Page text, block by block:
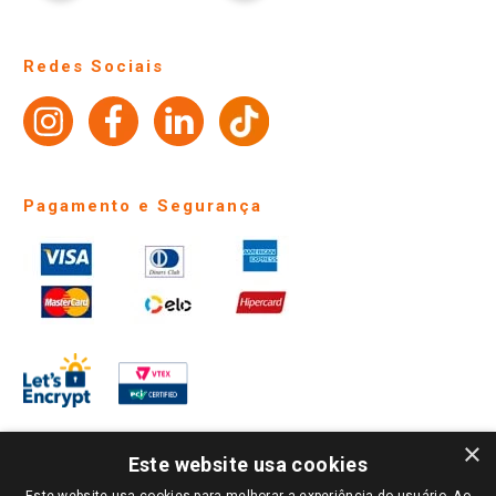
Perguntas frequentes
Identidade Visual
Redes Sociais
Pagamento e Segurança
×
Este website usa cookies